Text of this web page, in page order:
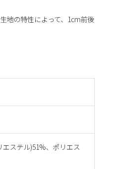
ステル)51%、ポリエス
の特性によって、1cm前後